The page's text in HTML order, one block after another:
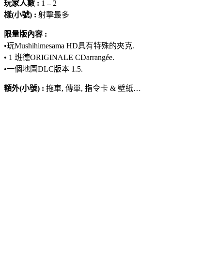
玩家人數 : 1 – 2
樣(小號) : 射擊最多
限量版內容 :
•玩Mushihimesama HD具有特殊的夾克.
• 1 班德ORIGINALE CDarrangée.
•一個地圖DLC版本 1.5.
額外(小號) : 拖車, 傳單, 指令卡 & 壁紙…